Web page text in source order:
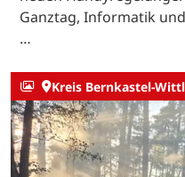
Ganztag, Informatik
…
Kreis Bernkastel-